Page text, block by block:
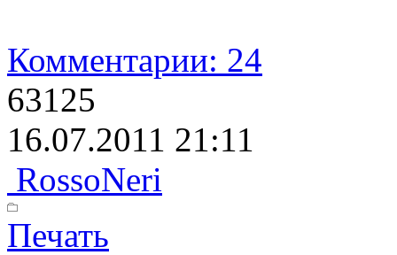
Комментарии: 24
63125
16.07.2011 21:11
RossoNeri
Печать